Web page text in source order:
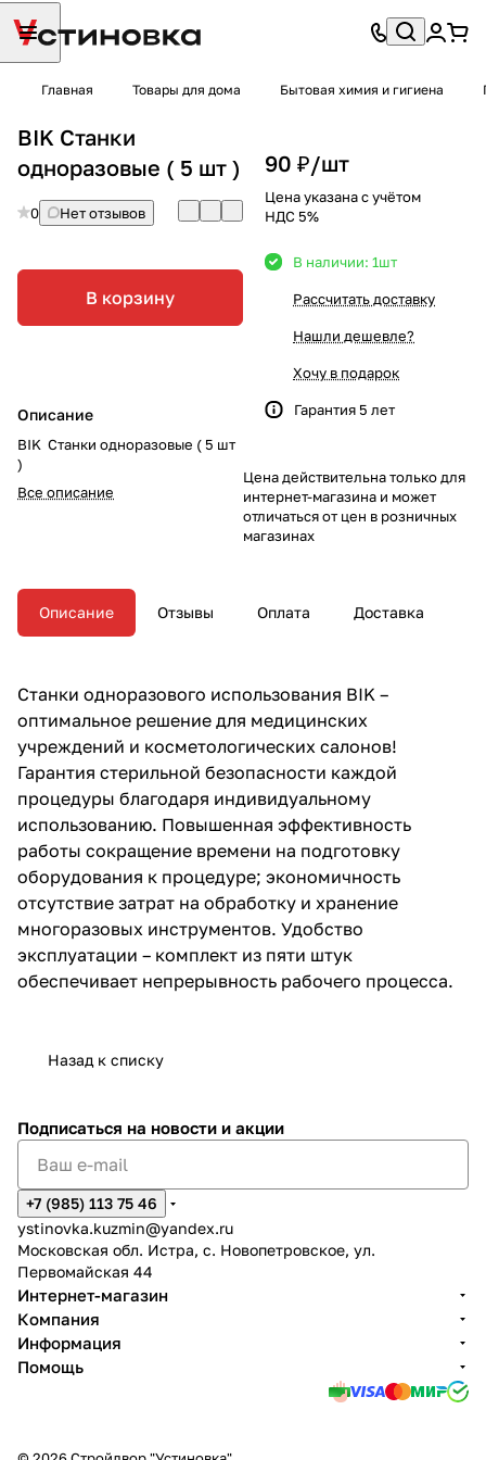
Главная Товары для дома Бытовая химия и гигиена
BIK Станки
одноразовые ( 5 шт )
0 Нет отзывов
В корзину
Описание
BIK Станки одноразовые ( 5 шт
)
Все описание
90 ₽/шт
Цена указана с учётом
НДС 5%
В наличии: 1шт
Рассчитать доставку
Нашли дешевле?
Хочу в подарок
Гарантия 5 лет
Цена действительна только для
интернет-магазина и может
отличаться от цен в розничных
магазинах
Описание Отзывы Оплата Доставка
Станки одноразового использования BIK –
оптимальное решение для медицинских
учреждений и косметологических салонов!
Гарантия стерильной безопасности каждой
процедуры благодаря индивидуальному
использованию. Повышенная эффективность
работы сокращение времени на подготовку
оборудования к процедуре; экономичность
отсутствие затрат на обработку и хранение
многоразовых инструментов. Удобство
эксплуатации – комплект из пяти штук
обеспечивает непрерывность рабочего процесса.
Назад к списку
Подписаться на новости и акции
+7 (985) 113 75 46
ystinovka.kuzmin@yandex.ru
Московская обл. Истра, с. Новопетровское, ул.
Первомайская 44
Интернет-магазин
Компания
Информация
Помощь